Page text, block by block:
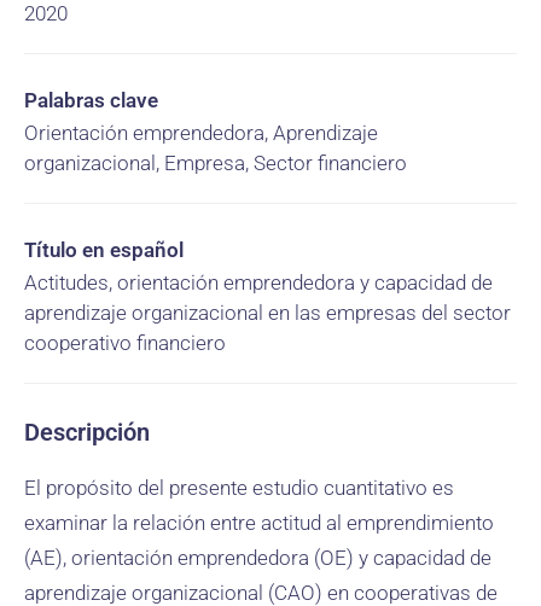
2020
Palabras clave
Orientación emprendedora, Aprendizaje
organizacional, Empresa, Sector financiero
Título en español
Actitudes, orientación emprendedora y capacidad de
aprendizaje organizacional en las empresas del sector
cooperativo financiero
Descripción
El propósito del presente estudio cuantitativo es
examinar la relación entre actitud al emprendimiento
(AE), orientación emprendedora (OE) y capacidad de
aprendizaje organizacional (CAO) en cooperativas de